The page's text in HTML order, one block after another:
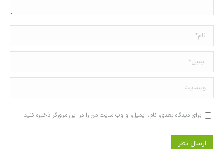
نام *
ایمیل *
وبسایت
برای دیدگاه بعدی، نام، ایمیل، و وب سایت من را در این مرورگر ذخیره کنید .
ارسال نظر